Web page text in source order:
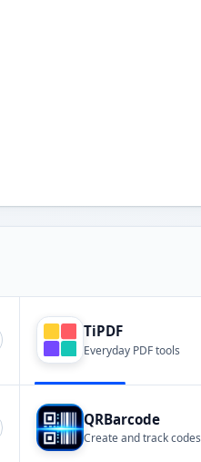
TiPDF
Everyday PDF tools
QRBarcode
Create and track codes